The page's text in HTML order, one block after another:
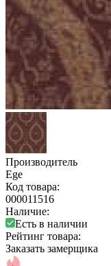
Производитель
Ege
Код товара:
000011516
Наличие:
Есть в наличии
Рейтинг товара:
Заказать замерщика